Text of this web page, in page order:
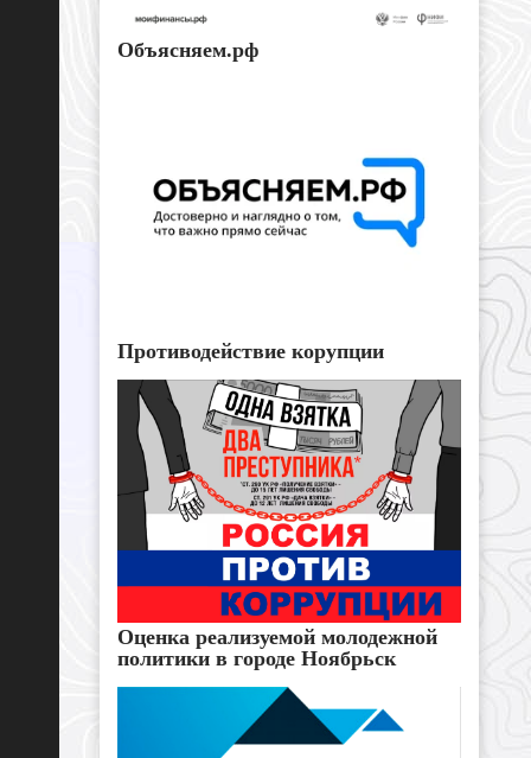
Объясняем.рф
Противодействие корупции
Оценка реализуемой молодежной
политики в городе Ноябрьск